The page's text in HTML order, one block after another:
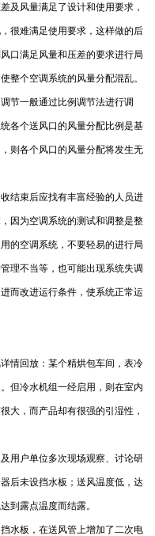
及风量满足了设计和使用要求，
很难满足使用要求，这样做的后
口满足风量和压差的要求进行局
整个空调系统的风量分配混乱。
节一般通过比例调节法进行调
各个送风口的风量分配比例是基
则各个风口的风量分配将发生无
结束后应找有丰富经验的人员进
因为空调系统的测试和调整是整
的空调系统，不要轻易的进行局
理不当等，也可能出现系统失调
而改进运行条件，使系统正常运
情回放：某个精烘包车间，表冷
但冷水机组一经启用，则在室内
大，而产品却有很强的引湿性，
用户单位多次现场观察、讨论研
后未设挡水板；送风温度低，达
到露点温度而结露。
水板，在送风管上增加了二次电